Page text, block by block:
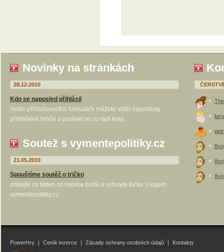
Novinky na stránkách
28.12.2010
Kdo se naposled přihlásil
Vedle přihlašovacího formuláře můžete vidět naposledy
přihlášené hráče a podívat se co rádi hrají.
Soutež s vymentepolitiky.cz
21.05.2010
Spouštíme soutěž o tričko
získejte za týden co nejvíce bodů a vyhrajte tričko s logem
vymentepolitiky.cz
PowerHry | Ceník inzerce | Zásady ochrany osobních údajů |
Kontakty